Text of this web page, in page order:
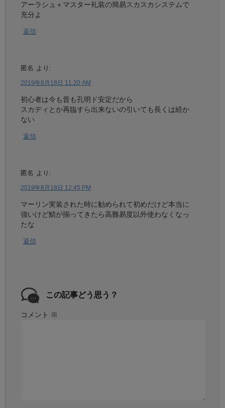
アーラシュ＋マスター礼装の簡易スカスカシステムで
充分よ
返信
匿名 より:
2019年8月18日 11:20 AM
初心者は今も昔も孔明ド安定だから
スカディとか再臨すら出来ないの引いても長くは続か
ない
返信
匿名 より:
2019年8月18日 12:45 PM
マーリン実装された時に勧められて初めだけど本当に
強いけど鯖が揃ってきたら高難易度以外使わなくなっ
たな
返信
この記事どう思う？
コメント ※